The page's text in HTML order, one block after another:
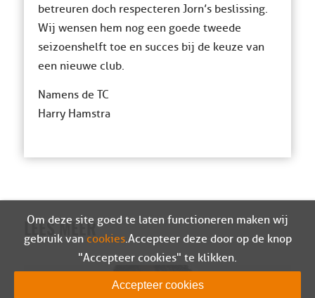
betreuren doch respecteren Jorn’s beslissing.
Wij wensen hem nog een goede tweede
seizoenshelft toe en succes bij de keuze van
een nieuwe club.
Namens de TC
Harry Hamstra
LEES MEER
Om deze site goed te laten functioneren maken wij
gebruik van cookies. Accepteer deze door op de knop
"Accepteer cookies" te klikken.
Accepteer cookies